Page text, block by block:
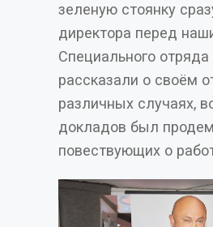
зеленую стоянку сразу же после приветствия генерального
директора перед нашим
Специального
рассказали о своём
различных случаях, возникающих при несении службы. В ходе
докладов был
повествующих о